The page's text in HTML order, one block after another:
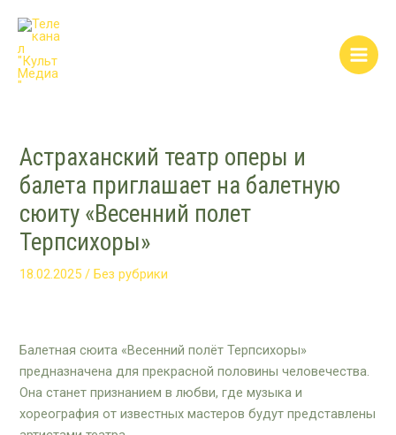
содержимому
Астраханский театр оперы и
балета приглашает на балетную
сюиту «Весенний полет
Терпсихоры»
18.02.2025/Без рубрики
Балетная сюита «Весенний полёт Терпсихоры»
предназначена для прекрасной половины человечества.
Она станет признанием в любви, где музыка и
хореография от известных мастеров будут представлены
navigation